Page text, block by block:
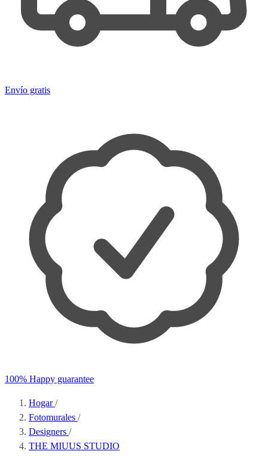
Envío gratis
100% Happy guarantee
Hogar/
Fotomurales /
Designers /
THE MIUUS STUDIO